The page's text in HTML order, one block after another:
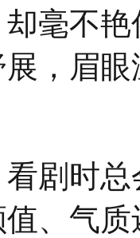
毫不
，眉
剧时
、气